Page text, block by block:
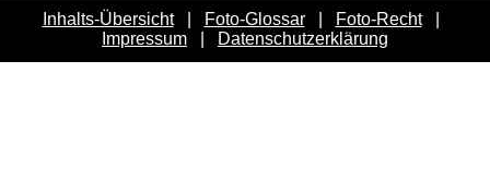
Inhalts-Übersicht| Foto-Glossar| Foto-Recht|
Impressum
Datenschutzerklärung